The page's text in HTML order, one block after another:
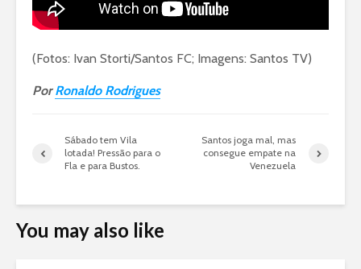
(Fotos: Ivan Storti/Santos FC; Imagens: Santos TV)
PorRonaldo Rodrigues
Sábado tem Vila
lotada! Pressão para o
Fla e para Bustos.
Santos joga mal, mas
consegue empate na
Venezuela
You may also like